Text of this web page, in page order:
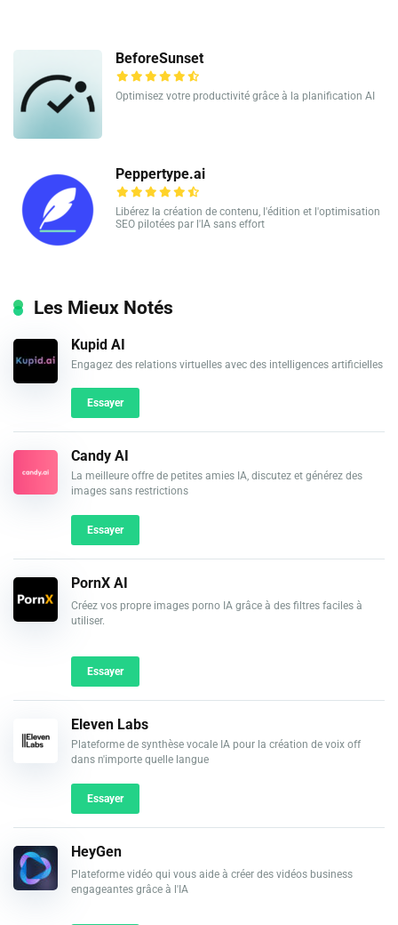
BeforeSunset
Optimisez votre productivité grâce à la planification AI
Peppertype.ai
Libérez la création de contenu, l'édition et l'optimisation
SEO pilotées par l'IA sans effort
Les Mieux Notés
Kupid AI
Engagez des relations virtuelles avec des intelligences artificielles
Essayer
Candy AI
La meilleure offre de petites amies IA, discutez et générez des
images sans restrictions
Essayer
PornX AI
Créez vos propre images porno IA grâce à des filtres faciles à
utiliser.
Essayer
Eleven Labs
Plateforme de synthèse vocale IA pour la création de voix off
dans n'importe quelle langue
Essayer
HeyGen
Plateforme vidéo qui vous aide à créer des vidéos business
engageantes grâce à l'IA